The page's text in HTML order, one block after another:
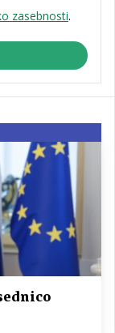
zasebnosti.